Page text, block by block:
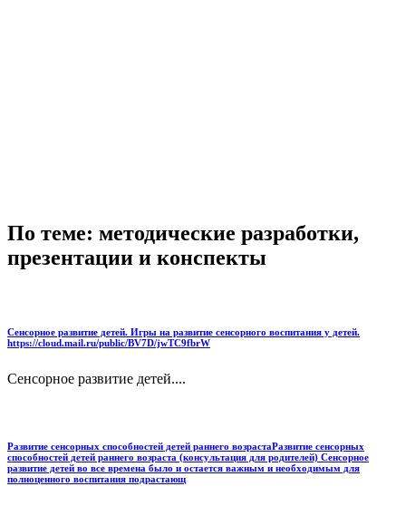
По теме: методические разработки,
презентации и конспекты
Сенсорное развитие детей. Игры на развитие сенсорного воспитания у детей.
https://cloud.mail.ru/public/BV7D/jwTC9fbrW
Сенсорное развитие детей....
Развитие сенсорных способностей детей раннего возрастаРазвитие сенсорных
способностей детей раннего возраста (консультация для родителей) Сенсорное
развитие детей во все времена было и остается важным и необходимым для
полноценного воспитания подрастающ